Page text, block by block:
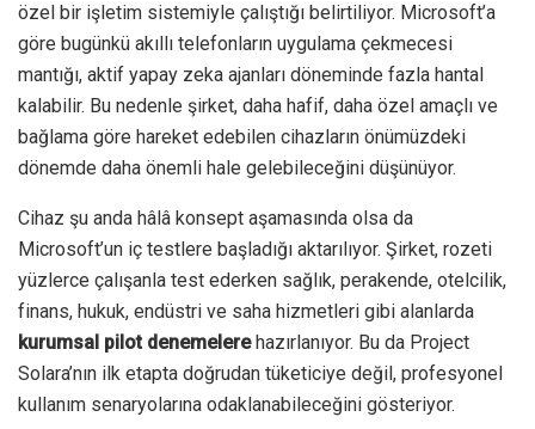
özel bir işletim sistemiyle çalıştığı belirtiliyor. Microsoft’a
göre bugünkü akıllı telefonların uygulama çekmecesi
mantığı, aktif yapay zeka ajanları döneminde fazla hantal
kalabilir. Bu nedenle şirket, daha hafif, daha özel amaçlı ve
bağlama göre hareket edebilen cihazların önümüzdeki
dönemde daha önemli hale gelebileceğini düşünüyor.
Cihaz şu anda hâlâ konsept aşamasında olsa da
Microsoft’un iç testlere başladığı aktarılıyor. Şirket, rozeti
yüzlerce çalışanla test ederken sağlık, perakende, otelcilik,
finans, hukuk, endüstri ve saha hizmetleri gibi alanlarda
kurumsal pilot denemelerehazırlanıyor. Bu da Project
Solara’nın ilk etapta doğrudan tüketiciye değil, profesyonel
kullanım senaryolarına odaklanabileceğini gösteriyor.